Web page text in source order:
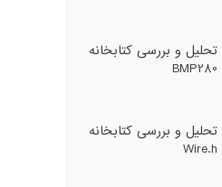
تحلیل و بررسی کتابخانه
BMP280
تحلیل و بررسی کتابخانه
Wire.h